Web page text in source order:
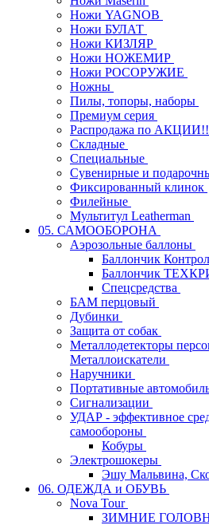
Ножи YAGNOB
Ножи БУЛАТ
Ножи КИЗЛЯР
Ножи НОЖЕМИР
Ножи РОСОРУЖИЕ
Ножны
Пилы, топоры, наборы
Премиум серия
Распродажа по
Складные
Специальные
Сувенирные и
Фиксированный клинок
Филейные
Мультитул Leatherman
05. САМООБОРОНА
Аэрозольные баллоны
Баллончик
Баллончик
Спецсредства
БАМ перцовый
Дубинки
Защита от собак
Металлодетекторы
Металлоискатели
Наручники
Портативные
Сигнализации
УДАР - эффективное
самообороны
Кобуры
Электрошокеры
Эшу Мальвина,
06. ОДЕЖДА и ОБУВЬ
Nova Tour
ЗИМНИЕ